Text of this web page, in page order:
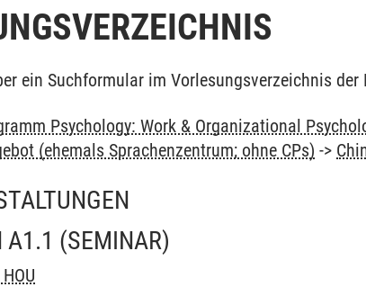
ein Suchformular im Vorlesungsverzeichnis der
Psychology: Work & Organizational
(ehemals Sprachenzentrum; ohne CPs) ->
A1.1 (SEMINAR)